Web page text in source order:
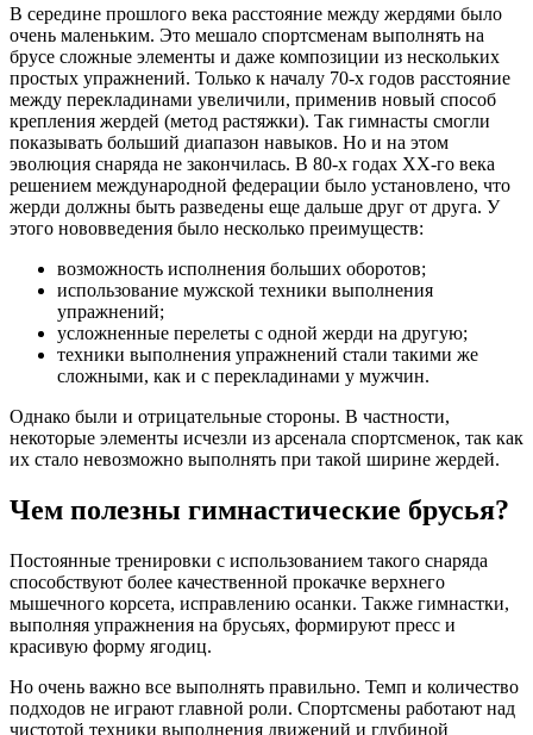
В середине прошлого века расстояние между жердями было
очень маленьким. Это мешало спортсменам выполнять на
брусе сложные элементы и даже композиции из нескольких
простых упражнений. Только к началу 70-х годов расстояние
между перекладинами увеличили, применив новый способ
крепления жердей (метод растяжки). Так гимнасты смогли
показывать больший диапазон навыков. Но и на этом
эволюция снаряда не закончилась. В 80-х годах XX-го века
решением международной федерации было установлено, что
жерди должны быть разведены еще дальше друг от друга. У
этого нововведения было несколько преимуществ:
возможность исполнения больших оборотов;
использование мужской техники выполнения
упражнений;
усложненные перелеты с одной жерди на другую;
техники выполнения упражнений стали такими же
сложными, как и с перекладинами у мужчин.
Однако были и отрицательные стороны. В частности,
некоторые элементы исчезли из арсенала спортсменок, так как
их стало невозможно выполнять при такой ширине жердей.
Чем полезны гимнастические брусья?
Постоянные тренировки с использованием такого снаряда
способствуют более качественной прокачке верхнего
мышечного корсета, исправлению осанки. Также гимнастки,
выполняя упражнения на брусьях, формируют пресс и
красивую форму ягодиц.
Но очень важно все выполнять правильно. Темп и количество
подходов не играют главной роли. Спортсмены работают над
чистотой техники выполнения движений и глубиной